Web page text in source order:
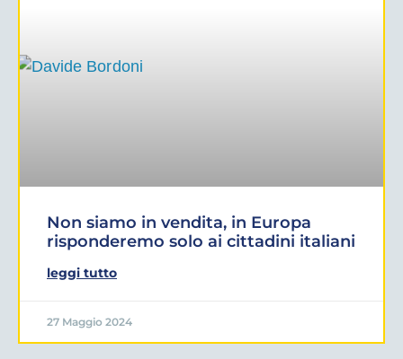
Non siamo in vendita, in Europa
risponderemo solo ai cittadini italiani
leggi tutto
27 Maggio 2024